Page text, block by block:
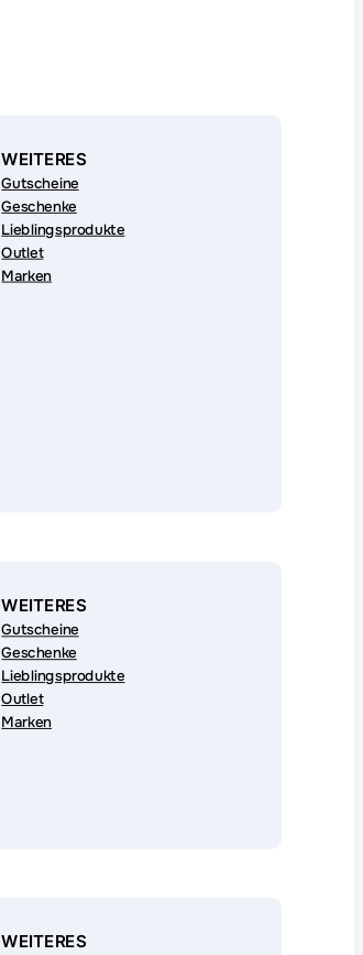
WEITERES
Gutscheine
Geschenke
Lieblingsprodukte
Outlet
Marken
WEITERES
Gutscheine
Geschenke
Lieblingsprodukte
Outlet
Marken
WEITERES